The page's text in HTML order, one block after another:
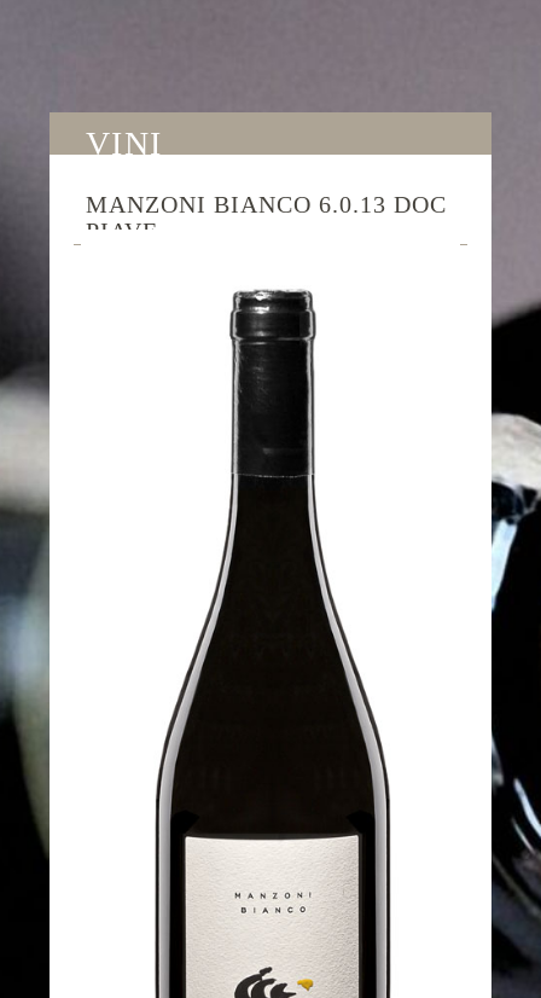
VINI
MANZONI BIANCO 6.0.13 DOC
PIAVE